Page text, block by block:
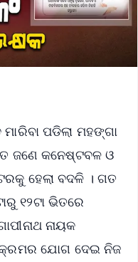
ପଡିଲା ମହଙ୍ଗା
ଜଣେ କନେଷ୍ଟବଳ ଓ
ହେଲା ବଦଳି । ଗତ
୧୨ଟା ଭିତରେ
ନାୟକ
ଯୋଗ ଦେଇ ନିଜ